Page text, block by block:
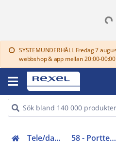
info SYSTEMUNDERHÅLL Fredag 7
webbshop & app mellan 20:00-
Tele/data och säkerhet (50-63) 58 - Porttelefon, lås, passagekontroll